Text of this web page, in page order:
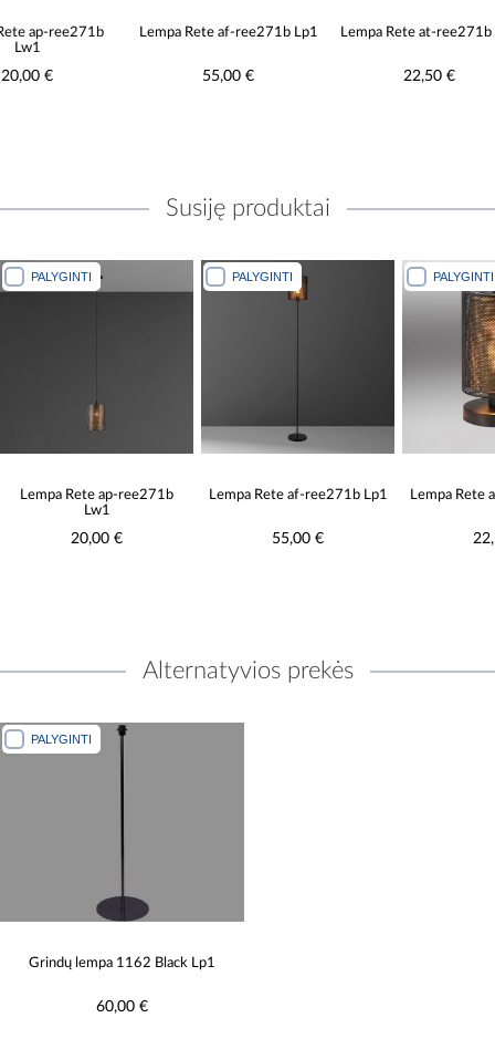
Lempa Rete af-ree271b Lp1 Lempa Rete at-ree271b Lb1 Lempa Rete
Susiję produktai
PALYGINTI
Lempa Rete af-ree271b Lp1
55,00 €
PALYGINTI
Lempa Rete at-ree271b Lb1
22,50 €
Lempa
Alternatyvios prekės
PALYGINTI
Grindų lempa 1162 Black Lp1
60,00 €